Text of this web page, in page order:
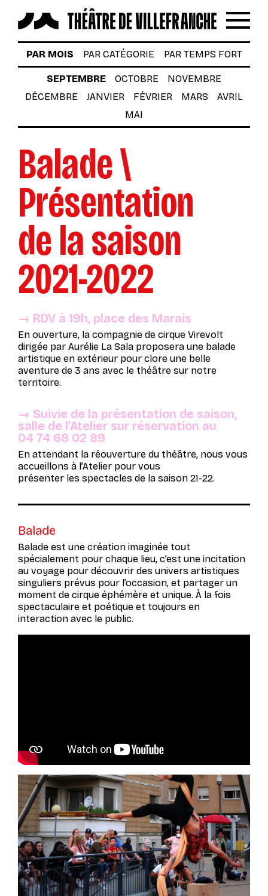
Menu
LES SPECTACLES
AUTOUR DES SPECTACLES
LE THÉÂTRE
ACTUALITÉS
BILLETTERIE
VOTRE VENUE AU THÉÂTRE
À TÉLÉCHARGER
S’INSCRIRE À LA NEWSLETTER
Billetterie
PAR MOIS PAR CATÉGORIE PAR TEMPS FORT
SEPTEMBRE OCTOBRE
NOVEMBRE
DÉCEMBRE
JANVIER FÉVRIER MARS
AVRIL
MAI
Balade \
Présentation
de la saison
2021-2022
→ RDV à 19h, place des Marais
En ouverture, la compagnie de cirque Virevolt
dirigée par Aurélie La Sala proposera une balade
artistique en extérieur pour clore une belle
aventure de 3 ans avec le théâtre sur notre
territoire.
→ Suivie de la présentation de saison,
salle de l’Atelier sur réservation au
04 74 68 02 89
En attendant la réouverture du théâtre, nous vous
accueillons à l’Atelier pour vous
présenter les spectacles de la saison 21-22.
Balade
Balade est une création imaginée tout
spécialement pour chaque lieu, c’est une incitation
au voyage pour découvrir des univers artistiques
singuliers prévus pour l’occasion, et partager un
moment de cirque éphémère et unique. À la fois
spectaculaire et poétique et toujours en
interaction avec le public.